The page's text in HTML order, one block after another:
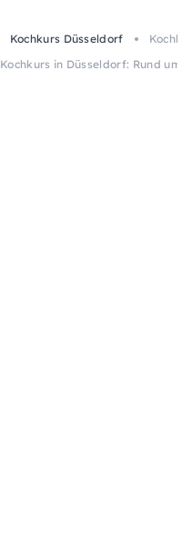
Kochkurs Düsseldorf
Kochkurs in Düsseldorf: Rund ums